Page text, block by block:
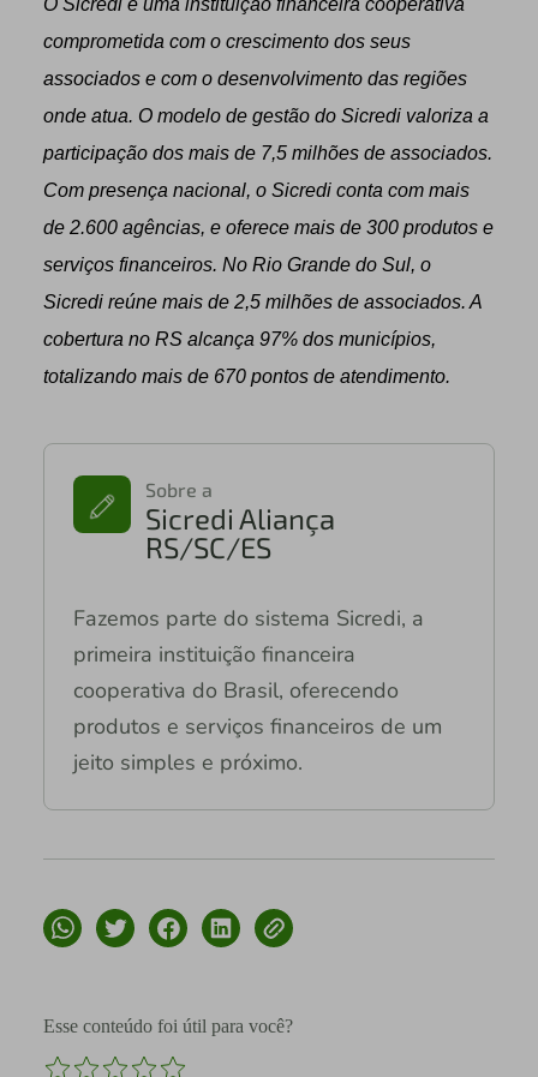
comprometida com o crescimento dos seus
associados e com o desenvolvimento das regiões
onde atua. O modelo de gestão do Sicredi valoriza a
participação dos mais de 7,5 milhões de associados.
Com presença nacional, o Sicredi conta com mais
de 2.600 agências, e oferece mais de 300 produtos e
serviços financeiros. No Rio Grande do Sul, o
Sicredi reúne mais de 2,5 milhões de associados. A
cobertura no RS alcança 97% dos municípios,
totalizando mais de 670 pontos de atendimento.
Sobre a
Sicredi Aliança
RS/SC/ES
Fazemos parte do sistema Sicredi, a
primeira instituição financeira
cooperativa do Brasil, oferecendo
produtos e serviços financeiros de um
jeito simples e próximo.
Esse conteúdo foi útil para você?